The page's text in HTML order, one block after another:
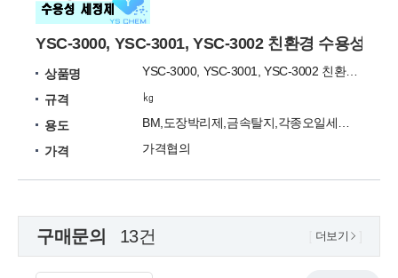
YSC-3000, YSC-3001, YSC-3002 친환경 수용성 세
상품명
YSC-3000, YSC-3001, YSC-3002 친환경 수용성 세정제
규격
㎏
용도
가격
가격협의
구매문의 13건 더보기